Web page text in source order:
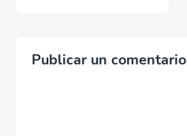
Publicar un comentario